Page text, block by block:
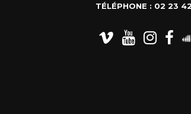
TÉLÉPHONE : 02 23